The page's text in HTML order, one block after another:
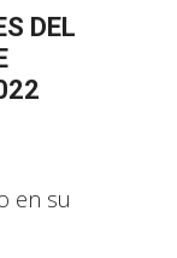
DEL
en su